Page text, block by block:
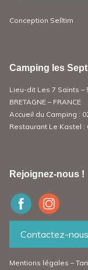
Conception Selltim
Camping les
Lieu-dit Les 7 Saints –
BRETAGNE – FRANCE
Accueil du Camping :
Restaurant Le Kastel :
Rejoignez-nous !
Contactez-
Mentions légales –